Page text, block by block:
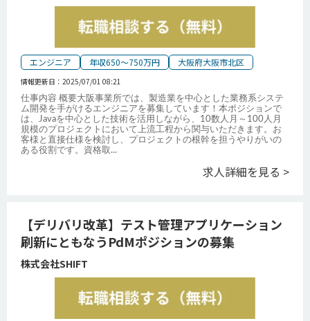
エンジニア 年収650～750万円 大阪府大阪市北区
情報更新日： 2025/07/01 08:21
仕事内容 概要大阪事業所では、製造業を中心とした業務系システ
ム開発を手がけるエンジニアを募集しています！本ポジションで
は、Javaを中心とした技術を活用しながら、10数人月～100人月
規模のプロジェクトにおいて上流工程から関与いただきます。お
客様と直接仕様を検討し、プロジェクトの根幹を担うやりがいの
ある役割です。資格取...
求人詳細を見る >
【デリバリ改革】テスト管理アプリケーション
刷新にともなうPdMポジションの募集
株式会社SHIFT